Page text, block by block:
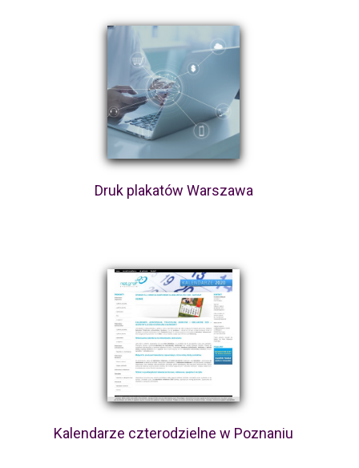
Druk plakatów Warszawa
Kalendarze czterodzielne w Poznaniu